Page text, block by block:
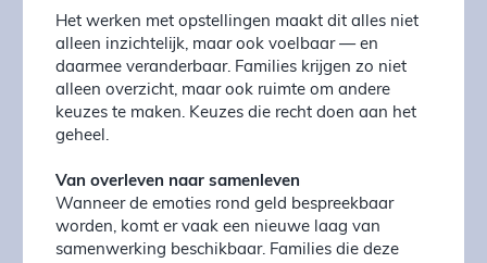
Het werken met opstellingen maakt dit alles niet
alleen inzichtelijk, maar ook voelbaar — en
daarmee veranderbaar. Families krijgen zo niet
alleen overzicht, maar ook ruimte om andere
keuzes te maken. Keuzes die recht doen aan het
geheel.
Van overleven naar samenleven
Wanneer de emoties rond geld bespreekbaar
worden, komt er vaak een nieuwe laag van
samenwerking beschikbaar. Families die deze